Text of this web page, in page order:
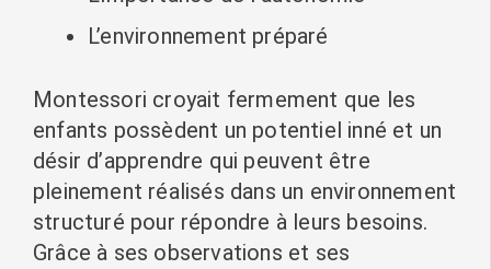
L’environnement préparé
Montessori croyait fermement que les
enfants possèdent un potentiel inné et un
désir d’apprendre qui peuvent être
pleinement réalisés dans un environnement
structuré pour répondre à leurs besoins.
Grâce à ses observations et ses